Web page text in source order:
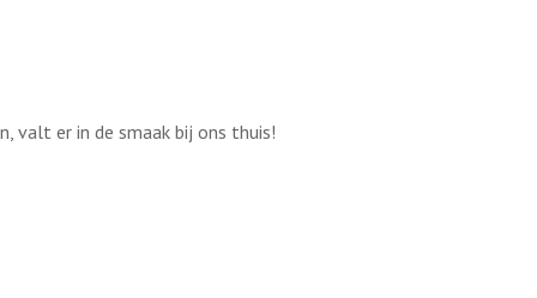
valt er in de smaak bij ons thuis!